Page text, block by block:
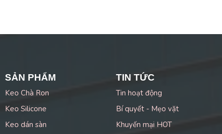
SẢN PHẨM
Keo Chà Ron
Keo Silicone
Keo dán sàn
TIN TỨC
Tin hoạt động
Bí quyết - Mẹo vặt
Khuyến mại HOT